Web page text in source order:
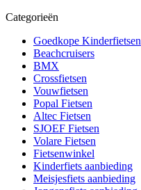
Categorieën
Goedkope Kinderfietsen
Beachcruisers
BMX
Crossfietsen
Vouwfietsen
Popal Fietsen
Altec Fietsen
SJOEF Fietsen
Volare Fietsen
Fietsenwinkel
Kinderfiets aanbieding
Meisjesfiets aanbieding